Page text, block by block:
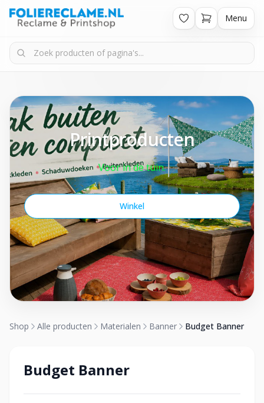
Menu
Printproducten
Voor in de tuin.
Winkel
Shop Alle producten Materialen Banner Budget Banner
Budget Banner